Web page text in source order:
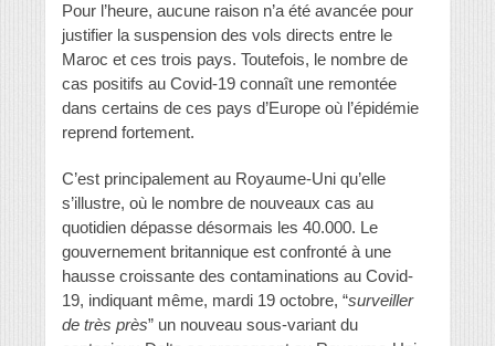
Pour l’heure, aucune raison n’a été avancée pour
justifier la suspension des vols directs entre le
Maroc et ces trois pays. Toutefois, le nombre de
cas positifs au Covid-19 connaît une remontée
dans certains de ces pays d’Europe où l’épidémie
reprend fortement.
C’est principalement au Royaume-Uni qu’elle
s’illustre, où le nombre de nouveaux cas au
quotidien dépasse désormais les 40.000. Le
gouvernement britannique est confronté à une
hausse croissante des contaminations au Covid-
19, indiquant même, mardi 19 octobre, “surveiller
de très près” un nouveau sous-variant du